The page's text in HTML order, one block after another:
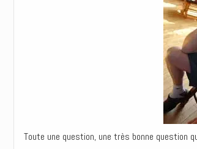
Toute une question, une très bonne question